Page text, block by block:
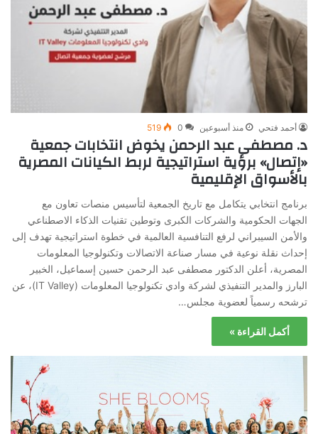
أحمد فتحي منذ أسبوعين 0
519
د. مصطفى عبد الرحمن يخوض انتخابات جمعية
«إتصال» برؤية استراتيجية لربط الكيانات المصرية
بالأسواق الإقليمية
برنامج انتخابي يتكامل مع تاريخ الجمعية لتأسيس منصات تعاون مع
الجهات الحكومية والشركات الكبرى وتوطين تقنيات الذكاء الاصطناعي
والأمن السيبراني لرفع التنافسية العالمية في خطوة استراتيجية تهدف إلى
إحداث نقلة نوعية في مسار صناعة الاتصالات وتكنولوجيا المعلومات
المصرية، أعلن الدكتور مصطفى عبد الرحمن حسين إسماعيل، الخبير
البارز والمدير التنفيذي لشركة وادي تكنولوجيا المعلومات (IT Valley)، عن
ترشحه رسمياً لعضوية مجلس…
أكمل القراءة »